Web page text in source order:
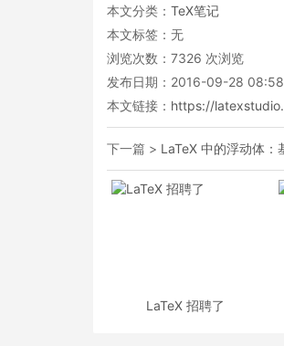
本文分类： TeX笔记
本文标签：无
浏览次数： 7326 次浏览
发布日期：2016-09-28
本文链接： https://
下一篇 > LaTeX 中的浮动体：
LaTeX 招聘了